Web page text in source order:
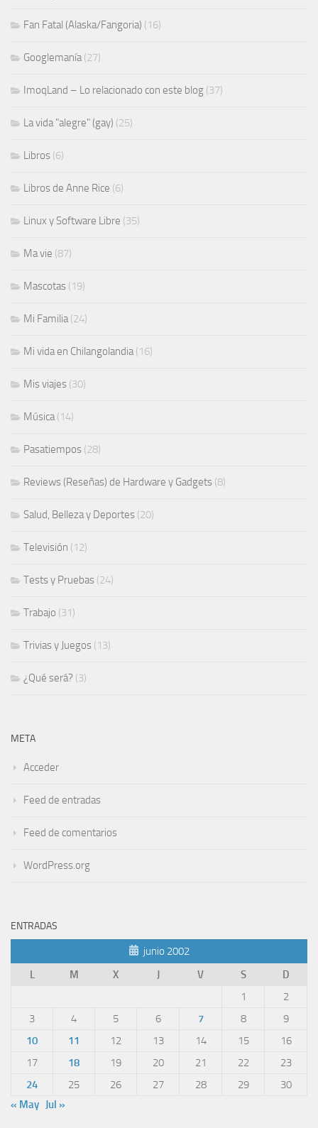
Fan Fatal (Alaska/Fangoria) (16)
Googlemanía(27)
ImoqLand – Lo relacionado con este blog (37)
La vida "alegre" (gay) (25)
Libros (6)
Libros de Anne Rice (6)
Linux y Software Libre (35)
Ma vie (87)
Mascotas (19)
Mi Familia(24)
Mi vida en Chilangolandia(16)
Mis viajes (30)
Música(14)
Pasatiempos (28)
Reviews (Reseñas) de Hardware y Gadgets (8)
Salud, Belleza y Deportes (20)
Televisión (12)
Tests y Pruebas (24)
Trabajo (31)
Trivias y Juegos (13)
¿Qué será? (3)
META
Acceder
Feed de entradas
Feed de comentarios
WordPress.org
ENTRADAS
junio 2002
L
M X J V S
D
1
2
3
4 5 6 7 8
9
10
11 12 13 14 15
16
17
18 19 20 21 22
23
24
25 26 27 28 29
30
« May Jul »